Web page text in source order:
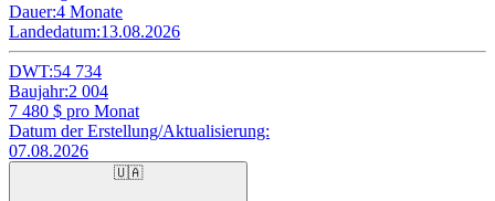
Dauer:4 Monate
Landedatum:13.08.2026
DWT:54 734
Baujahr:2 004
7 480 $ pro Monat
Datum der Erstellung/Aktualisierung:
07.08.2026
🇺🇦